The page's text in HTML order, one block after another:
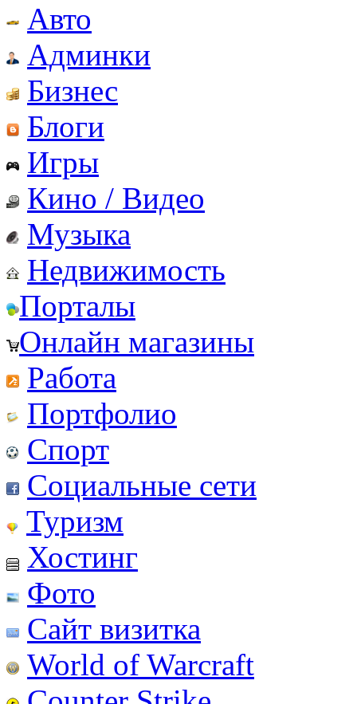
Авто
Админки
Бизнес
Блоги
Игры
Кино / Видео
Музыка
Недвижимость
Порталы
Онлайн магазины
Работа
Портфолио
Спорт
Социальные сети
Туризм
Хостинг
Фото
Сайт визитка
World of Warcraft